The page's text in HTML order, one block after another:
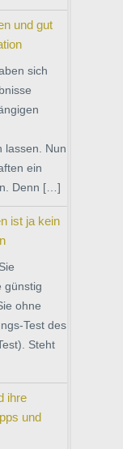
und gut
sich
lassen. Nun
ein
Denn […]
ist ja kein
günstig
ohne
Test des
Steht
ihre
und